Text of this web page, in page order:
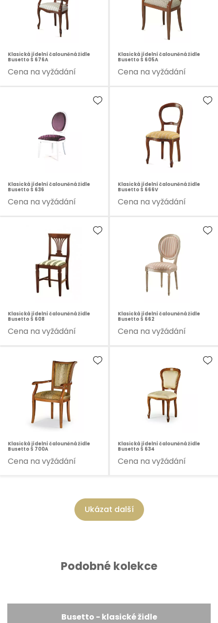
Klasická jídelní čalouněná židle
Busetto S 676A
Cena na vyžádání
Klasická jídelní čalouněná židle
Busetto S 605A
Cena na vyžádání
Klasická jídelní čalouněná židle
Busetto S 636
Cena na vyžádání
Klasická jídelní čalouněná židle
Busetto S 666V
Cena na vyžádání
Klasická jídelní čalouněná židle
Busetto S 608
Cena na vyžádání
Klasická jídelní čalouněná židle
Busetto S 662
Cena na vyžádání
Klasická jídelní čalouněná židle
Busetto S 700A
Cena na vyžádání
Klasická jídelní čalouněná židle
Busetto S 634
Cena na vyžádání
Ukázat další
Podobné kolekce
Busetto - klasické židle